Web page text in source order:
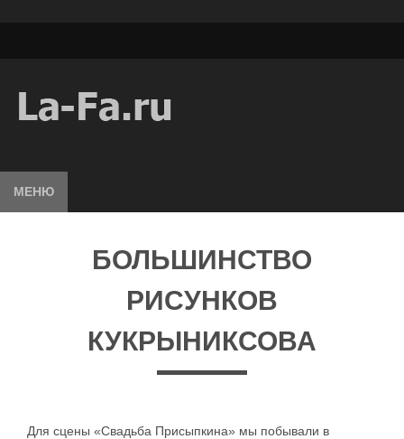
МЕНЮ
БОЛЬШИНСТВО
РИСУНКОВ
КУКРЫНИКСОВА
Для сцены «Свадьба Присыпкина» мы побывали в